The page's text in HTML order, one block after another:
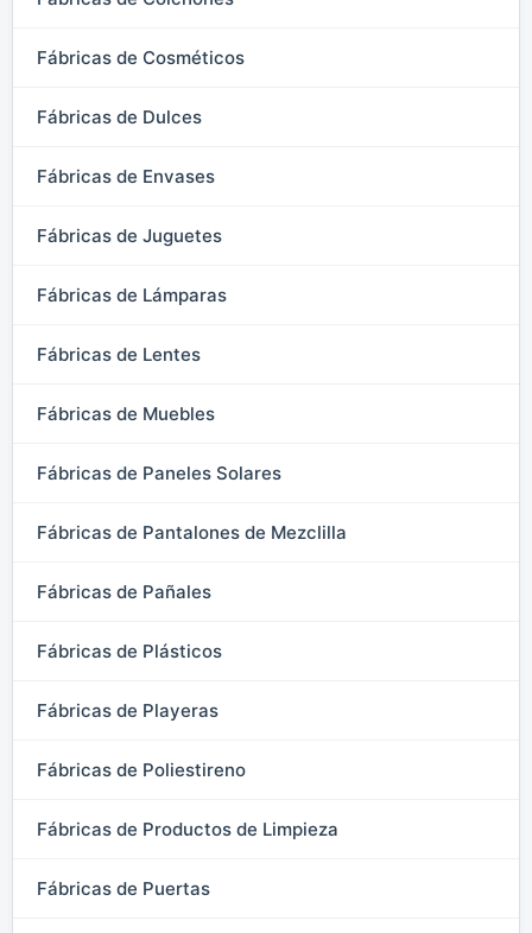
Fábricas de Cosméticos
Fábricas de Dulces
Fábricas de Envases
Fábricas de Juguetes
Fábricas de Lámparas
Fábricas de Lentes
Fábricas de Muebles
Fábricas de Paneles Solares
Fábricas de Pantalones de Mezclilla
Fábricas de Pañales
Fábricas de Plásticos
Fábricas de Playeras
Fábricas de Poliestireno
Fábricas de Productos de Limpieza
Fábricas de Puertas